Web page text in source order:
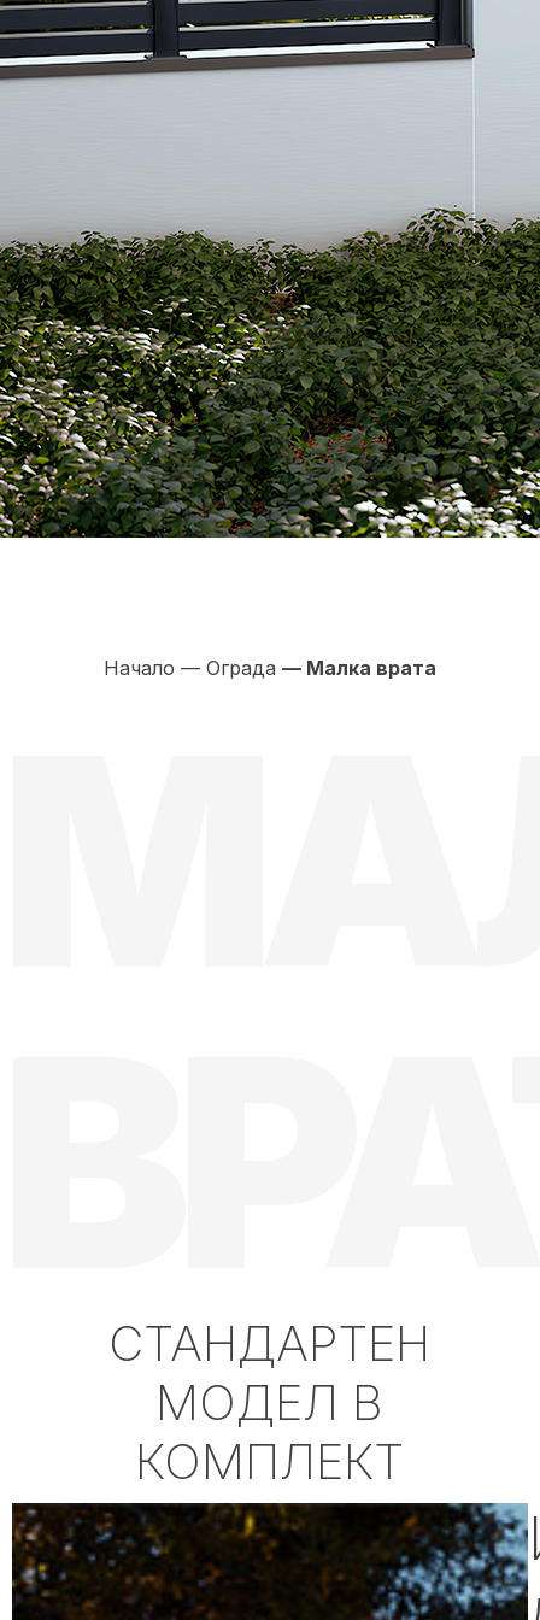
Начало — Ограда — Малка врата
СТАНДАРТЕН
МОДЕЛ В
КОМПЛЕКТ